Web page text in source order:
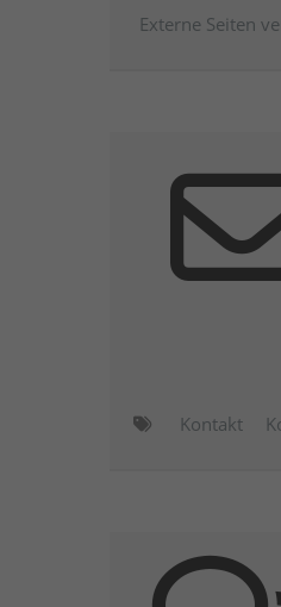
Externe Seiten
Kontakt